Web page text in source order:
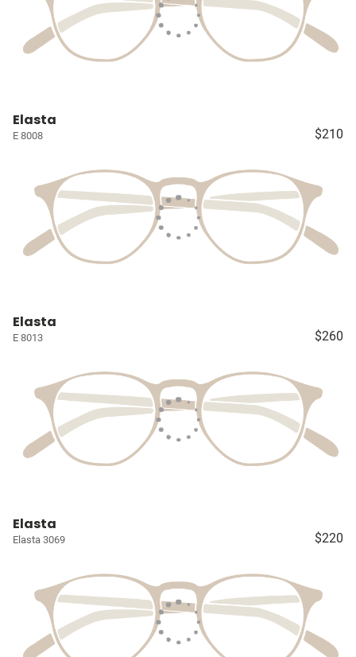
Elasta
E 8008 $210
Elasta
E 8013 $260
Elasta
Elasta 3069 $220